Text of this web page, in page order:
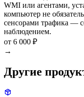
WMI или агентами,
компьютер не
сенсорами трафика —
наблюдением.
от 6 000 ₽
→
Другие